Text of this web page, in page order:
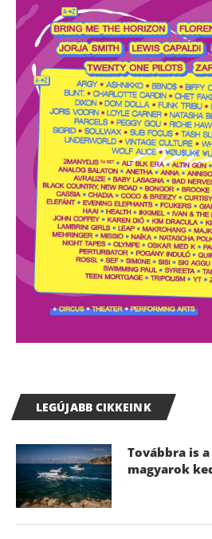
LEGÚJABB CIKKEINK
Továbbra is
magyarok